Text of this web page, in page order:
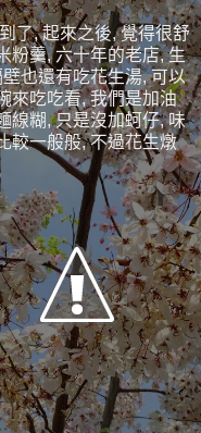
了, 起來之後, 覺得很舒
粉羹, 六十年的老店, 生
也還有吃花生湯, 可以
來吃吃看, 我們是加油
線糊, 只是沒加蚵仔, 味
較一般般, 不過花生燉